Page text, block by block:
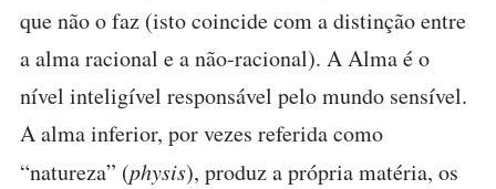
que não o faz (isto coincide com a distinção entre
a alma racional e a não-racional). A Alma é o
nível inteligível responsável pelo mundo sensível.
A alma inferior, por vezes referida como
“natureza” (physis), produz a própria matéria, os